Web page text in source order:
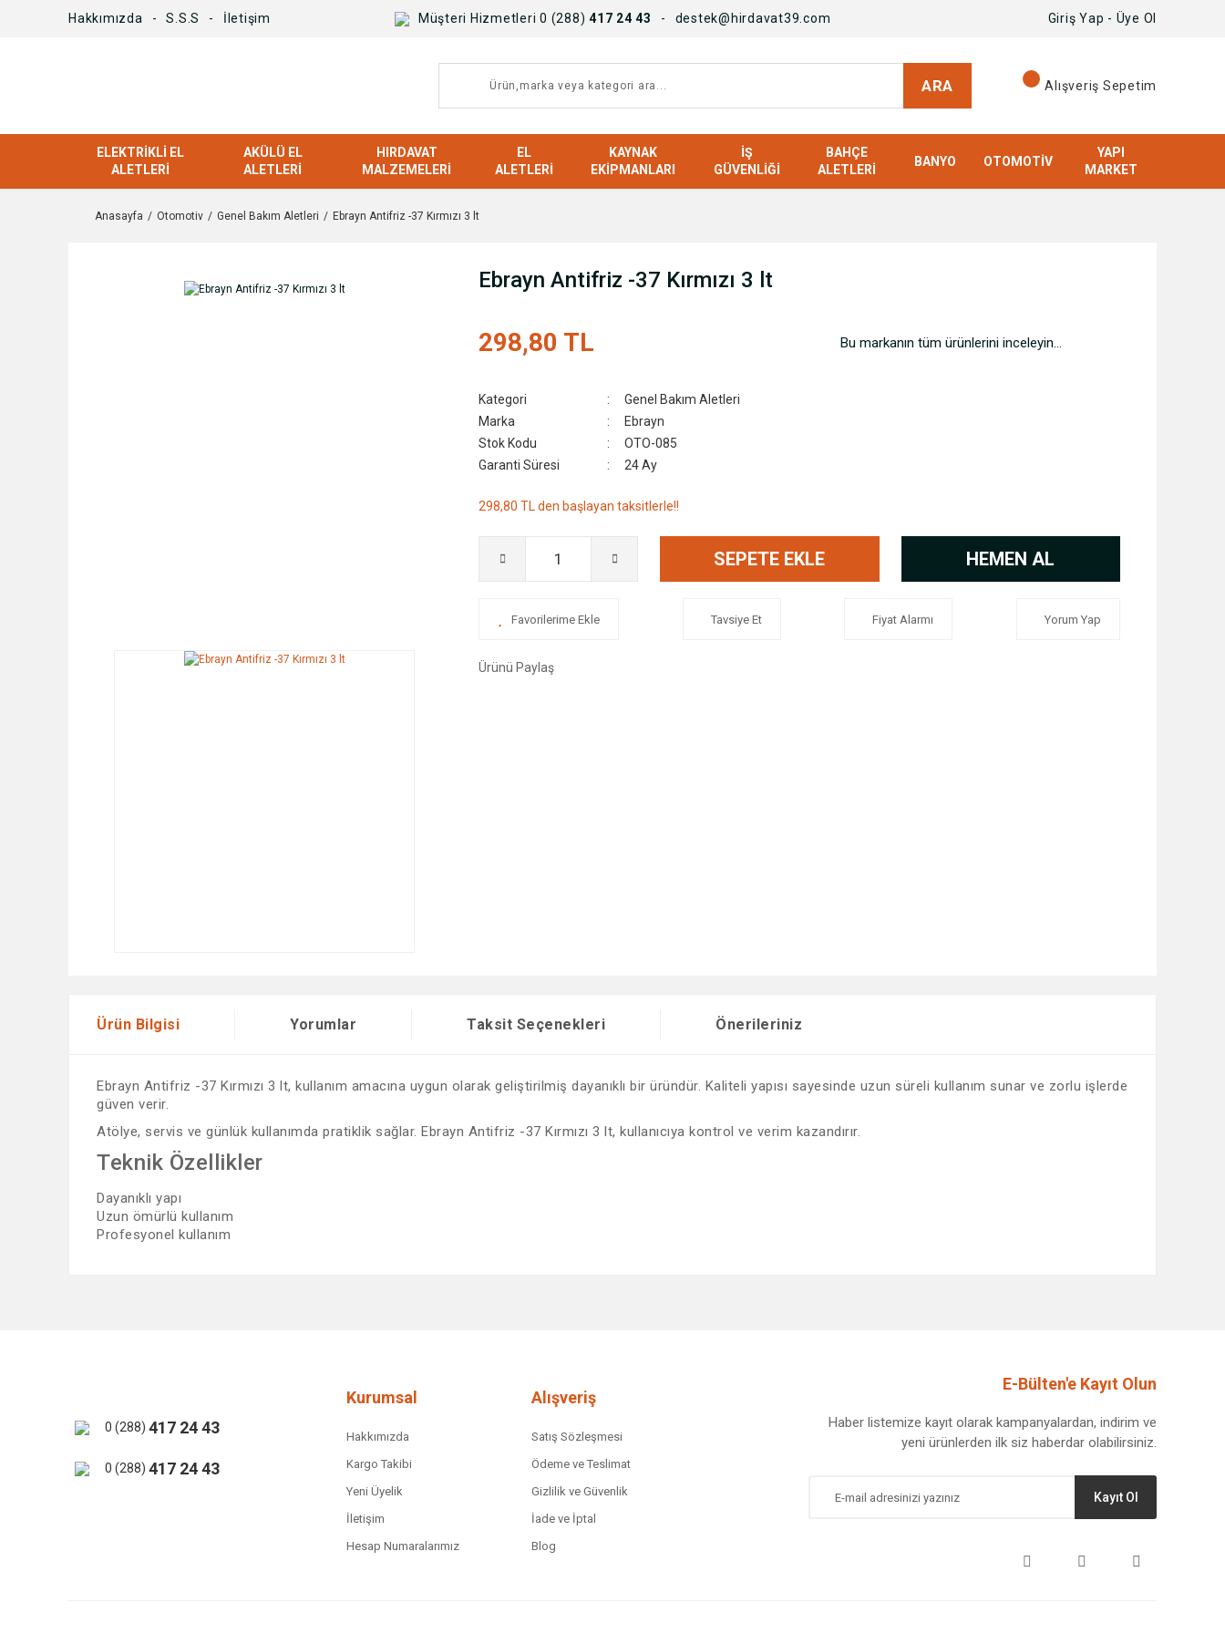
Hakkımızda S.S.S İletişim Müşteri Hizmetleri 0 (288) 417 24 43 destek@hirdavat39.com Giriş Yap - Üye Ol
ARA Alışveriş Sepetim
ELEKTRIKLI EL
ALETLERI
AKÜLÜ EL
ALETLERI
HIRDAVAT
MALZEMELERI
EL
ALETLERI
KAYNAK
EKIPMANLARI
İŞ
GÜVENLIĞI
BAHÇE
ALETLERI
BANYO OTOMOTIV
YAPI
MARKET
Anasayfa Otomotiv Genel Bakım Aletleri Ebrayn Antifriz -37 Kırmızı 3 lt
Ebrayn Antifriz -37 Kırmızı 3 lt
298,80 TL Bu markanın tüm ürünlerini inceleyin...
Kategori
Genel Bakım Aletleri
Marka
Ebrayn
Stok Kodu
OTO-085
Garanti Süresi
24 Ay
298,80 TL den başlayan taksitlerle!!
SEPETE EKLE HEMEN AL
Tavsiye Et Fiyat Alarmı Yorum Yap
Ürünü Paylaş
Ürün Bilgisi Yorumlar Taksit Seçenekleri Önerileriniz
Ebrayn Antifriz -37 Kırmızı 3 lt, kullanım amacına uygun olarak geliştirilmiş dayanıklı bir üründür. Kaliteli yapısı sayesinde uzun süreli kullanım sunar ve zorlu işlerde
güven verir.
Atölye, servis ve günlük kullanımda pratiklik sağlar. Ebrayn Antifriz -37 Kırmızı 3 lt, kullanıcıya kontrol ve verim kazandırır.
Teknik Özellikler
Dayanıklı yapı
Uzun ömürlü kullanım
Profesyonel kullanım
Bu ürüne benzer farklı alternatifler olmalı.
0 (288) 417 24 43
0 (288) 417 24 43
Kurumsal
Hakkımızda
Kargo Takibi
Yeni Üyelik
İletişim
Hesap Numaralarımız
Alışveriş
Satış Sözleşmesi
Ödeme ve Teslimat
Gizlilik ve Güvenlik
İade ve İptal
Blog
E-Bülten'e Kayıt Olun
Haber listemize kayıt olarak kampanyalardan, indirim ve
yeni ürünlerden ilk siz haberdar olabilirsiniz.
Kayıt Ol